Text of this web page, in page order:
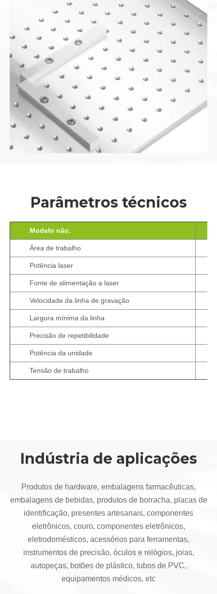
Bancada
Furo de posicionamento padrão, posicionamento
conveniente e rápido, ajustável a qualquer momento.A
localização permite uma variedade de combinações.
Parâmetros técnicos
Modelo não.
Área de trabalho
Potência laser
Fonte de alimentação a laser
Velocidade da linha de gravação
Largura mínima da linha
Precisão de repetibilidade
Potência da unidade
Tensão de trabalho
Indústria de aplicações
Produtos de hardware, embalagens farmacêuticas,
embalagens de bebidas, produtos de borracha, placas de
identificação, presentes artesanais, componentes
eletrônicos, couro, componentes eletrônicos,
eletrodomésticos, acessórios para ferramentas,
instrumentos de precisão, óculos e relógios, joias,
autopeças, botões de plástico, tubos de PVC,
equipamentos médicos, etc